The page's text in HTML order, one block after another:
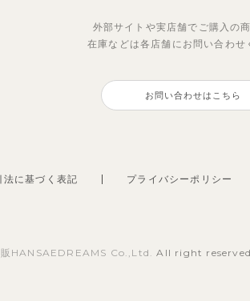
外部サイトや実店舗でご購入の
在庫などは各店舗に お問い合わせ
お問い合わせはこちら
法に基づく表記 プライバシーポリシー
販HANSAEDREAMS Co.,Ltd.All right